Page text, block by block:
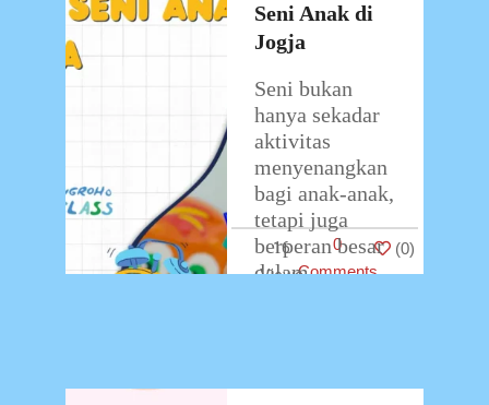
Seni Anak di
Jogja
Seni bukan
hanya sekadar
aktivitas
menyenangkan
bagi anak-anak,
tetapi juga
berperan besar
dalam
16
0
Comments
(0)